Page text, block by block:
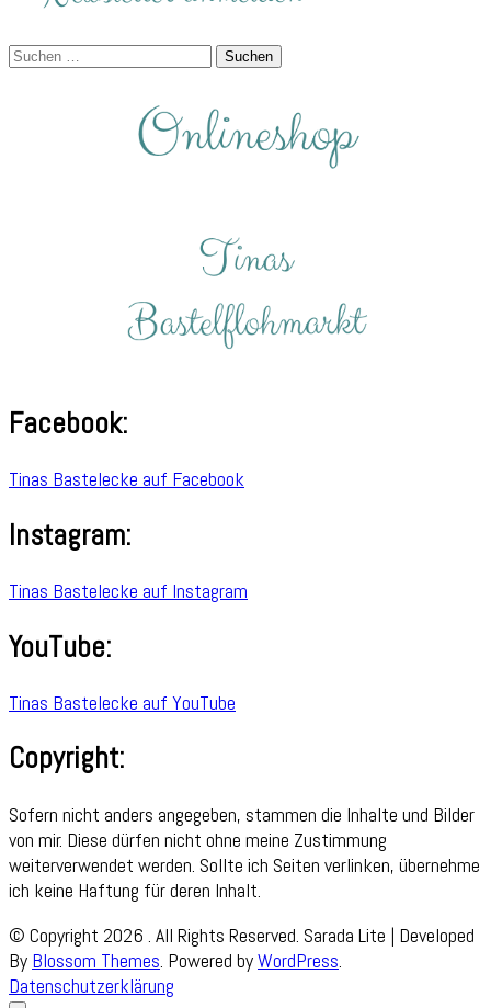
Suchen
Facebook:
Tinas Bastelecke auf Facebook
Instagram:
Tinas Bastelecke auf Instagram
YouTube:
Tinas Bastelecke auf YouTube
Copyright:
Sofern nicht anders angegeben, stammen die Inhalte und Bilder
von mir. Diese dürfen nicht ohne meine Zustimmung
weiterverwendet werden. Sollte ich Seiten verlinken, übernehme
ich keine Haftung für deren Inhalt.
© Copyright 2026 . All Rights Reserved. Sarada Lite | Developed
By Blossom Themes. Powered byWordPress.
Datenschutzerklärung